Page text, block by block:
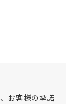
お客様の承諾